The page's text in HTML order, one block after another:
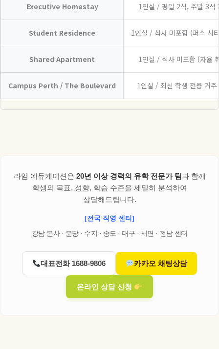
Executive Homestay 1인실 / 평일 2식, 주말 3식
Student Residence 1인실 / 식사 미포함 (퍼스 시
Shared Apartment 1인실 / 식사 미포함 (자율
Campus Perth / The Boulevard 1인실 / 최신 학생 전용 거주
라임 에듀케이션은 20년 이상 경력의 유학 전문가 팀과 함께
학생의 목표, 성향, 학습 수준을 세밀히 분석하여
상담해드립니다.
[전국 직영 센터]
강남 본사 · 분당 · 수지 · 송도 · 대구 · 서면 · 전남 센터
대표전화 1688-9806 카카오 채팅상담
온라인 상담 신청